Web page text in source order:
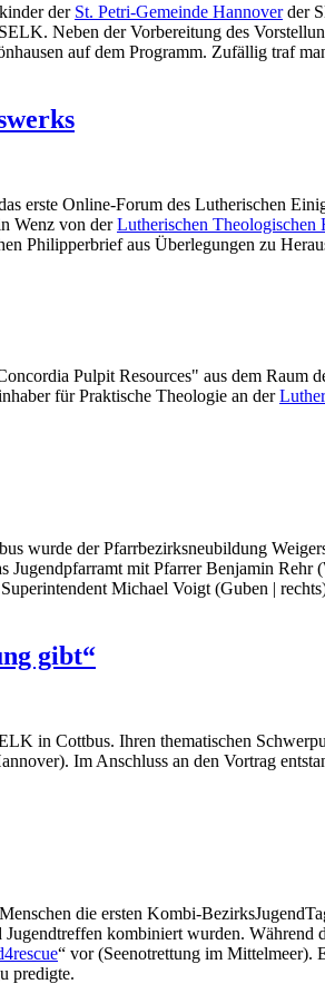
der St. Petri-Gemeinde Hannoverder
Neben der Vorbereitung des
auf dem Programm. Zufällig traf
erste Online-Forum des Lutherischen
Wenz von derLutherischen Theologischen
Philipperbrief aus Überlegungen zu
Pulpit Resources" aus dem Raum
für Praktische Theologie an der
wurde der Pfarrbezirksneubildung
Jugendpfarramt mit Pfarrer Benjamin Rehr
Michael Voigt (Guben |
gibt“
in Cottbus. Ihren thematischen
Im Anschluss an den Vortrag
die ersten Kombi-
kombiniert wurden. Während
“ vor (Seenotrettung im Mittelmeer).
predigte.